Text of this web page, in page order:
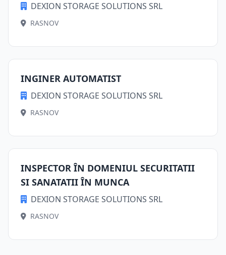
DEXION STORAGE SOLUTIONS SRL
RASNOV
INGINER AUTOMATIST
DEXION STORAGE SOLUTIONS SRL
RASNOV
INSPECTOR ÎN DOMENIUL SECURITATII
SI SANATATII ÎN MUNCA
DEXION STORAGE SOLUTIONS SRL
RASNOV